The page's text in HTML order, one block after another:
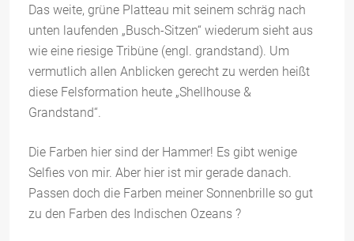
Das weite, grüne Platteau mit seinem schräg nach
unten laufenden „Busch-Sitzen“ wiederum sieht aus
wie eine riesige Tribüne (engl. grandstand). Um
vermutlich allen Anblicken gerecht zu werden heißt
diese Felsformation heute „Shellhouse &
Grandstand“.
Die Farben hier sind der Hammer! Es gibt wenige
Selfies von mir. Aber hier ist mir gerade danach.
Passen doch die Farben meiner Sonnenbrille so gut
zu den Farben des Indischen Ozeans ?